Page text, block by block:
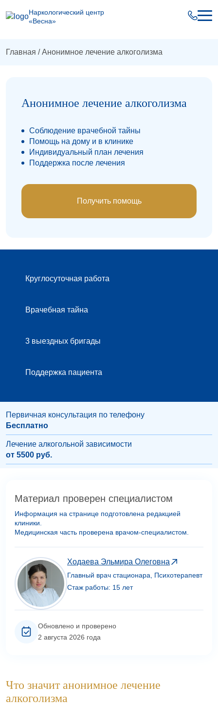
Наркологический центр
«Весна»
Главная /Анонимное лечение алкоголизма
Анонимное лечение алкоголизма
Соблюдение врачебной тайны
Помощь на дому и в клинике
Индивидуальный план лечения
Поддержка после лечения
Получить помощь
Круглосуточная работа
Врачебная тайна
3 выездных бригады
Поддержка пациента
Первичная консультация по телефону
Бесплатно
Лечение алкогольной зависимости
от 5500 руб.
Материал проверен специалистом
Информация на странице подготовлена редакцией
клиники.
Медицинская часть проверена врачом-специалистом.
Ходаева Эльмира Олеговна
Главный врач стационара, Психотерапевт
Стаж работы: 15 лет
Обновлено и проверено
2 августа 2026 года
Что значит анонимное лечение
алкоголизма